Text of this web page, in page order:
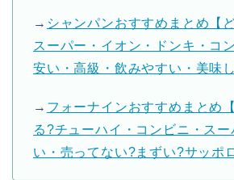
→ シャンパンおすすめまとめ【
スーパー・イオン・ドンキ・コ
安い・高級・飲みやすい・美味
→ フォーナインおすすめまとめ
る?チューハイ・コンビニ・ス
い・売ってない?まずい?サッポ